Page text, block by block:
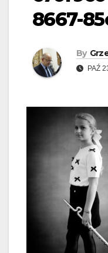
8667-
By
PAŹ